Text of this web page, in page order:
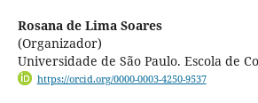
Rosana de Lima Soares
(Organizador)
Universidade de São Paulo. Escola de
https://orcid.org/0000-0003-4250-9537